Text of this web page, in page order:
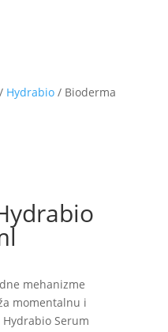
/ Hydrabio/ Bioderma
mehanizme
momentalnu i
Serum